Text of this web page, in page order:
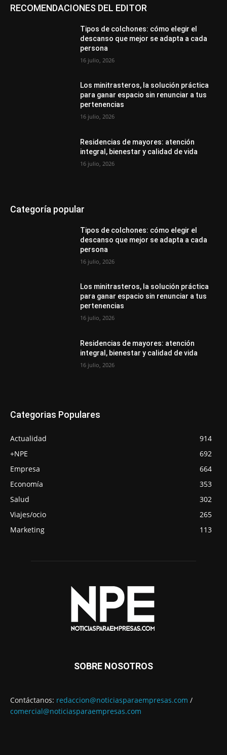
RECOMENDACIONES DEL EDITOR
Tipos de colchones: cómo elegir el
descanso que mejor se adapta a cada
persona
16 julio, 2026
Los minitrasteros, la solución práctica
para ganar espacio sin renunciar a tus
pertenencias
16 julio, 2026
Residencias de mayores: atención
integral, bienestar y calidad de vida
16 julio, 2026
Categoría popular
Tipos de colchones: cómo elegir el
descanso que mejor se adapta a cada
persona
16 julio, 2026
Los minitrasteros, la solución práctica
para ganar espacio sin renunciar a tus
pertenencias
16 julio, 2026
Residencias de mayores: atención
integral, bienestar y calidad de vida
16 julio, 2026
Categorias Populares
Actualidad
914
+NPE
692
Empresa
664
Economía
353
Salud
302
Viajes/ocio
265
Marketing
113
SOBRE NOSOTROS
Contáctanos: redaccion@noticiasparaempresas.com /
comercial@noticiasparaempresas.com